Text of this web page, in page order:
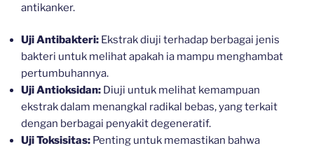
antikanker.
Uji Antibakteri: Ekstrak diuji terhadap berbagai jenis
bakteri untuk melihat apakah ia mampu menghambat
pertumbuhannya.
Uji Antioksidan: Diuji untuk melihat kemampuan
ekstrak dalam menangkal radikal bebas, yang terkait
dengan berbagai penyakit degeneratif.
Uji Toksisitas: Penting untuk memastikan bahwa